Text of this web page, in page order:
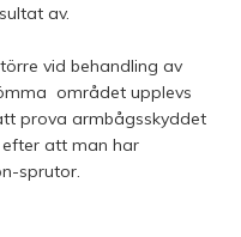
av.
vid behandling av
området upplevs
prova armbågsskyddet
efter att man har
sprutor.